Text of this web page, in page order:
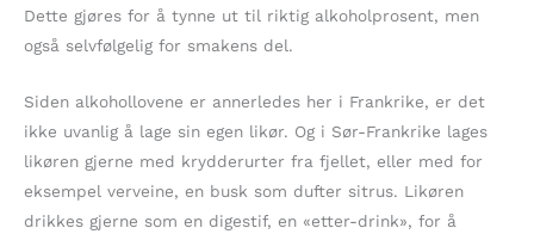
Dette gjøres for å tynne ut til riktig alkoholprosent, men
også selvfølgelig for smakens del.
Siden alkohollovene er annerledes her i Frankrike, er det
ikke uvanlig å lage sin egen likør. Og i Sør-Frankrike lages
likøren gjerne med krydderurter fra fjellet, eller med for
eksempel verveine, en busk som dufter sitrus. Likøren
drikkes gjerne som en digestif, en «etter-drink», for å